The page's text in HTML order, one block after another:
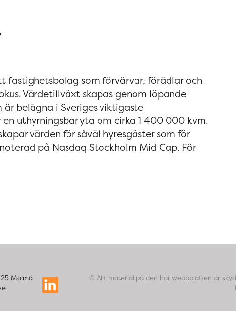
fastighetsbolag som förvärvar, förädlar och
Värdetillväxt skapas genom löpande
belägna i Sveriges viktigaste
uthyrningsbar yta om cirka 1 400 000 kvm.
värden för såväl hyresgäster som för
på Nasdaq Stockholm Mid Cap. För
25 Malmö
© Allt material på den här webbplatsen är